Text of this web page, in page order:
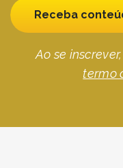
Receba
Ao se
termo